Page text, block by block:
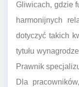
Gliwicach, gdzie
harmonijnych
dotyczyć takich
tytułu
Prawnik
Dla